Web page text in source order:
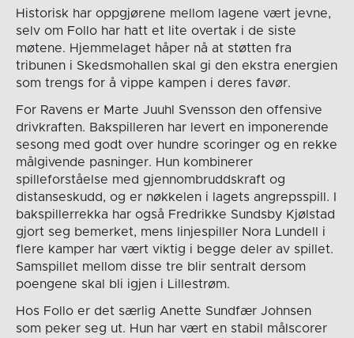
Historisk har oppgjørene mellom lagene vært jevne,
selv om Follo har hatt et lite overtak i de siste
møtene. Hjemmelaget håper nå at støtten fra
tribunen i Skedsmohallen skal gi den ekstra energien
som trengs for å vippe kampen i deres favør.
For Ravens er Marte Juuhl Svensson den offensive
drivkraften. Bakspilleren har levert en imponerende
sesong med godt over hundre scoringer og en rekke
målgivende pasninger. Hun kombinerer
spilleforståelse med gjennombruddskraft og
distanseskudd, og er nøkkelen i lagets angrepsspill. I
bakspillerrekka har også Fredrikke Sundsby Kjølstad
gjort seg bemerket, mens linjespiller Nora Lundell i
flere kamper har vært viktig i begge deler av spillet.
Samspillet mellom disse tre blir sentralt dersom
poengene skal bli igjen i Lillestrøm.
Hos Follo er det særlig Anette Sundfær Johnsen
som peker seg ut. Hun har vært en stabil målscorer